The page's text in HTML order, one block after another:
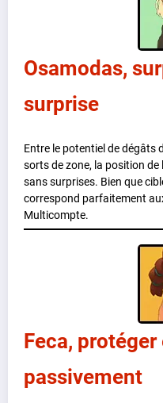
Osamodas,
surprise
Entre le potentiel de dégâts
sorts de zone, la position de
sans surprises. Bien que
correspond parfaitement
Multicompte.
Feca,
passivement